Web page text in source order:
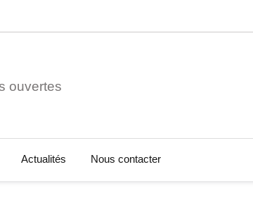
ouvertes
Actualités Nous contacter